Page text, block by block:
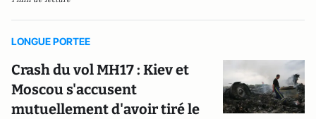
LONGUE PORTEE
Crash du vol MH17 : Kiev et
Moscou s'accusent
mutuellement d'avoir tiré le